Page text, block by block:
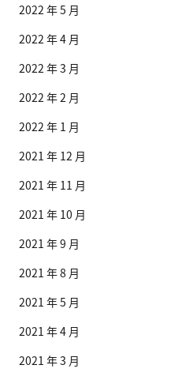
2022 年 5 月
2022 年 4 月
2022 年 3 月
2022 年 2 月
2022 年 1 月
2021 年 12 月
2021 年 11 月
2021 年 10 月
2021 年 9 月
2021 年 8 月
2021 年 5 月
2021 年 4 月
2021 年 3 月